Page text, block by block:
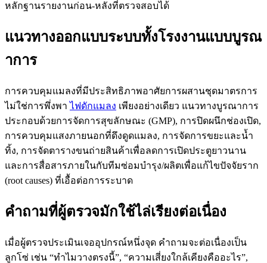
หลักฐานรายงานก่อน-หลังที่ตรวจสอบได้
แนวทางออกแบบระบบทั้งโรงงานแบบบูรณ
าการ
การควบคุมแมลงที่มีประสิทธิภาพอาศัยการผสานชุดมาตรการ
ไม่ใช่การพึ่งพาไฟดักแมลง เพียงอย่างเดียว แนวทางบูรณาการ
ประกอบด้วยการจัดการสุขลักษณะ (GMP), การปิดผนึกช่องเปิด,
การควบคุมแสงภายนอกที่ดึงดูดแมลง, การจัดการขยะและน้ำ
ทิ้ง, การจัดตารางขนถ่ายสินค้าเพื่อลดการเปิดประตูยาวนาน
และการสื่อสารภายในกับทีมซ่อมบำรุง/ผลิตเพื่อแก้ไขปัจจัยราก
(root causes) ที่เอื้อต่อการระบาด
คำถามที่ผู้ตรวจมักใช้ไล่เรียงต่อเนื่อง
เมื่อผู้ตรวจประเมินเจออุปกรณ์หนึ่งจุด คำถามจะต่อเนื่องเป็น
ลูกโซ่ เช่น “ทำไมวางตรงนี้”, “ความเสี่ยงใกล้เคียงคืออะไร”,